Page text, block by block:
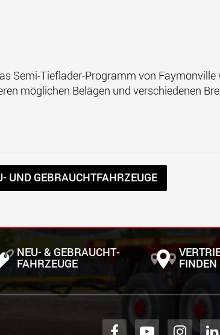
Semi-Tieflader-Programm von
möglichen Belägen und verschiedenen
UND GEBRAUCHTFAHRZEUGE
NEU- & GEBRAUCHT­
FAHRZEUGE FINDEN